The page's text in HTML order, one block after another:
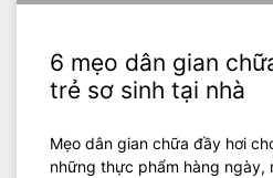
6 mẹo dân gian
trẻ sơ sinh tại nhà
Mẹo dân gian chữa đầy hơi
những thực phẩm hàng ngày,